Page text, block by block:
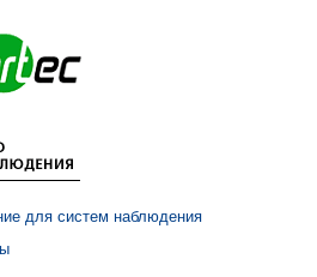
для систем наблюдения